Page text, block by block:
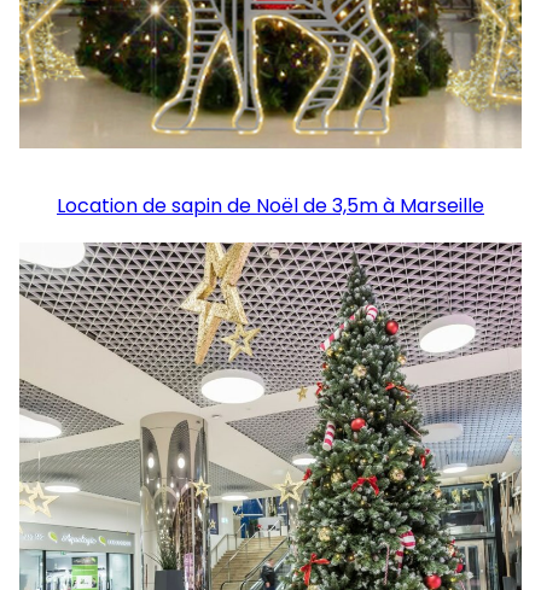
Location de sapin de Noël de 3,5m à Marseille